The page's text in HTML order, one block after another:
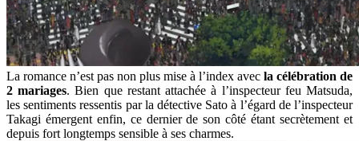
La romance n’est pas non plus mise à l’index avec la célébration de
2 mariages. Bien que restant attachée à l’inspecteur feu Matsuda,
les sentiments ressentis par la détective Sato à l’égard de l’inspecteur
Takagi émergent enfin, ce dernier de son côté étant secrètement et
depuis fort longtemps sensible à ses charmes.